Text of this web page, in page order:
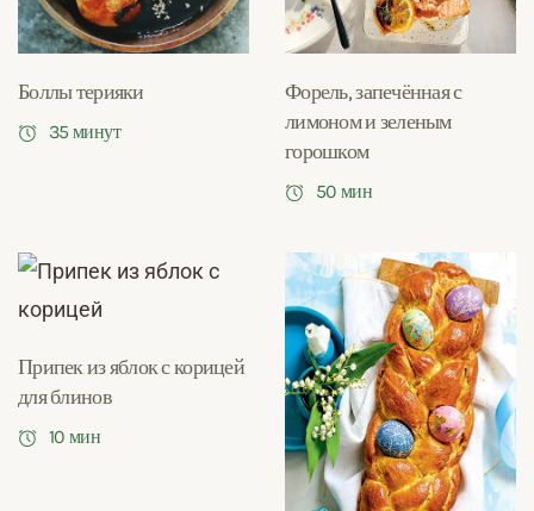
Боллы терияки
35 минут
Форель, запечённая с
лимоном и зеленым
горошком
50 мин
Припек из яблок с корицей
для блинов
10 мин